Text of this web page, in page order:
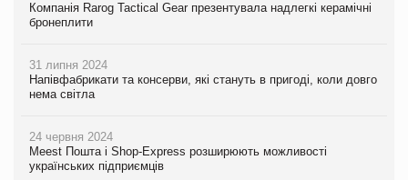
Компанія Rarog Tactical Gear презентувала надлегкі керамічні
бронеплити
31 липня 2024
Напівфабрикати та консерви, які стануть в пригоді, коли довго
нема світла
24 червня 2024
Meest Пошта і Shop-Express розширюють можливості
українських підприємців